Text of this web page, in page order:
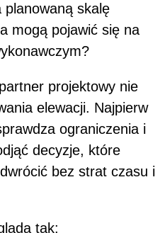
planowaną skalę
mogą pojawić się na
projektowy nie
elewacji. Najpierw
ograniczenia i
decyzje, które
bez strat czasu i
tak: